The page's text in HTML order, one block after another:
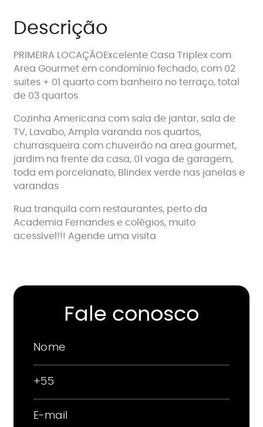
Descrição
PRIMEIRA LOCAÇÃOExcelente Casa Triplex com
Area Gourmet em condomínio fechado, com 02
suites + 01 quarto com banheiro no terraço, total
de 03 quartos
Cozinha Americana com sala de jantar, sala de
TV, Lavabo, Ampla varanda nos quartos,
churrasqueira com chuveirão na area gourmet,
jardim na frente da casa, 01 vaga de garagem,
toda em porcelanato, Blindex verde nas janelas e
varandas
Rua tranquila com restaurantes, perto da
Academia Fernandes e colégios, muito
acessível!!! Agende uma visita
Fale conosco